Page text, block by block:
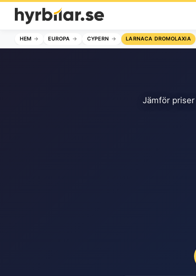
HEM EUROPA CYPERN LARNACA DROMOLAXIA
Jämför